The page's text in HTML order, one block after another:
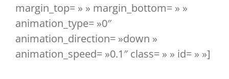
margin_top= » » margin_bottom= » »
animation_type= »0″
animation_direction= »down »
animation_speed= »0.1″ class= » » id= » »]